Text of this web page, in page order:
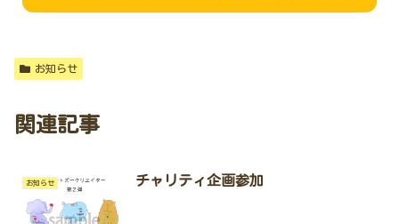
お知らせ
関連記事
お知らせ チャリティ企画参加